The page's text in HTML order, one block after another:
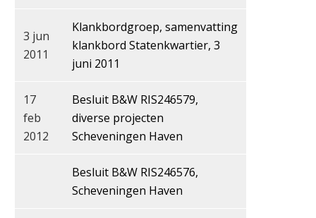
3 jun
2011
Klankbordgroep, samenvatting
klankbord Statenkwartier, 3
juni 2011
17
feb
2012
Besluit B&W RIS246579,
diverse projecten
Scheveningen Haven
Besluit B&W RIS246576,
Scheveningen Haven